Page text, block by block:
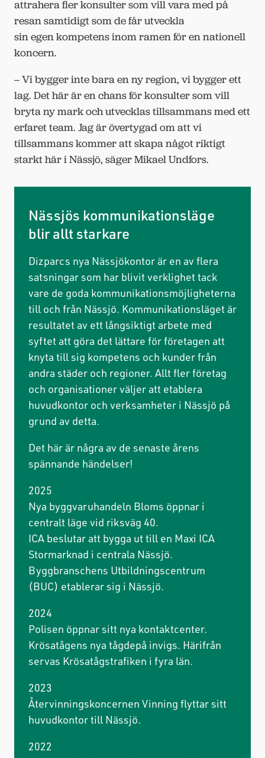
attrahera fler konsulter som vill vara med på
resan samtidigt som de får utveckla
sin egen kompetens inom ramen för en nationell
koncern.
– Vi bygger inte bara en ny region, vi bygger ett
lag. Det här är en chans för konsulter som vill
bryta ny mark och utvecklas tillsammans med ett
erfaret team. Jag är övertygad om att vi
tillsammans kommer att skapa något riktigt
starkt här i Nässjö, säger Mikael Undfors.
Nässjös kommunikationsläge
blir allt starkare
Dizparcs nya Nässjökontor är en av flera
satsningar som har blivit verklighet tack
vare de goda kommunikationsmöjligheterna
till och från Nässjö. Kommunikationsläget är
resultatet av ett långsiktigt arbete med
syftet att göra det lättare för företagen att
knyta till sig kompetens och kunder från
andra städer och regioner. Allt fler företag
och organisationer väljer att etablera
huvudkontor och verksamheter i Nässjö på
grund av detta.
Det här är några av de senaste årens
spännande händelser!
2025
Nya byggvaruhandeln Bloms öppnar i
centralt läge vid riksväg 40.
ICA beslutar att bygga ut till en Maxi ICA
Stormarknad i centrala Nässjö.
Byggbranschens Utbildningscentrum
(BUC) etablerar sig i Nässjö.
2024
Polisen öppnar sitt nya kontaktcenter.
Krösatågens nya tågdepå invigs. Härifrån
servas Krösatågstrafiken i fyra län.
2023
Återvinningskoncernen Vinning flyttar sitt
huvudkontor till Nässjö.
2022